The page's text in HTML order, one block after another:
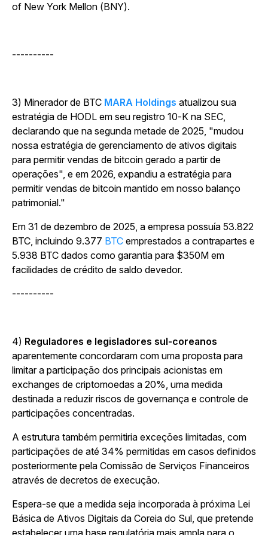
of New York Mellon (BNY).
----------
3) Minerador de BTC MARA Holdings atualizou sua
estratégia de HODL em seu registro 10-K na SEC,
declarando que na segunda metade de 2025, "mudou
nossa estratégia de gerenciamento de ativos digitais
para permitir vendas de bitcoin gerado a partir de
operações", e em 2026, expandiu a estratégia para
permitir vendas de bitcoin mantido em nosso balanço
patrimonial."
Em 31 de dezembro de 2025, a empresa possuía 53.822
BTC, incluindo 9.377 BTC emprestados a contrapartes e
5.938 BTC dados como garantia para $350M em
facilidades de crédito de saldo devedor.
----------
4) Reguladores e legisladores sul-coreanos
aparentemente concordaram com uma proposta para
limitar a participação dos principais acionistas em
exchanges de criptomoedas a 20%, uma medida
destinada a reduzir riscos de governança e controle de
participações concentradas.
A estrutura também permitiria exceções limitadas, com
participações de até 34% permitidas em casos definidos
posteriormente pela Comissão de Serviços Financeiros
através de decretos de execução.
Espera-se que a medida seja incorporada à próxima Lei
Básica de Ativos Digitais da Coreia do Sul, que pretende
estabelecer uma base regulatória mais ampla para o